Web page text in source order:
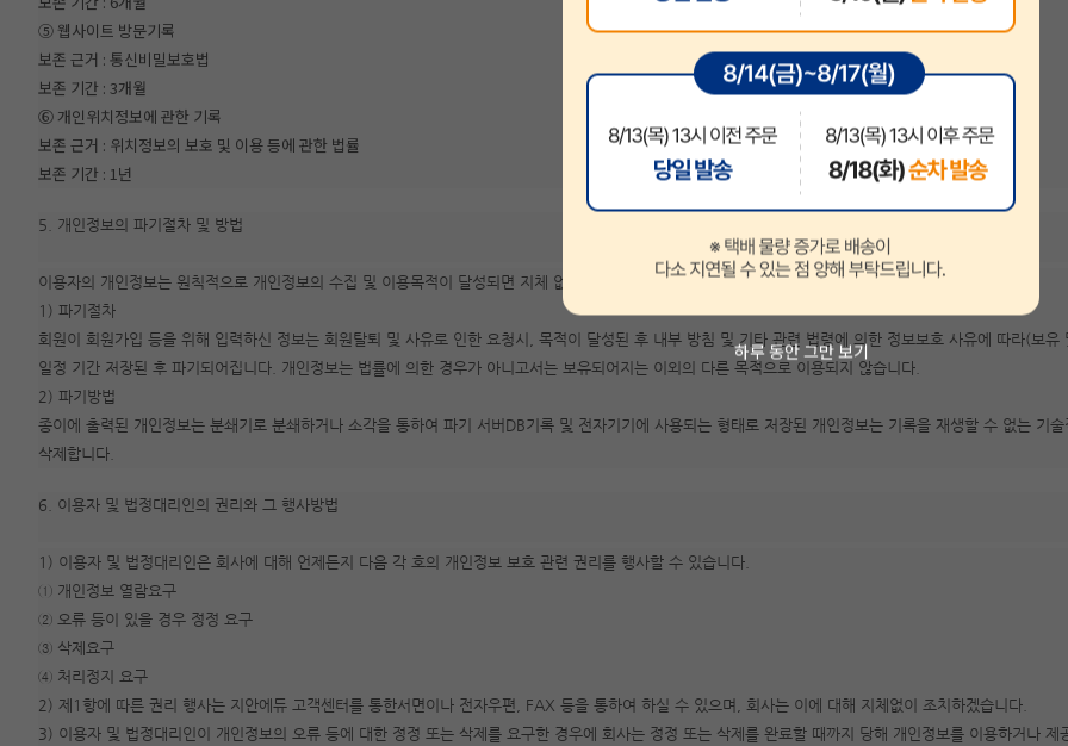
하루 동안 그만 보기
⑤ 웹사이트 방문기록
보존 근거 : 통신비밀보호법
보존 기간 : 3개월
⑥ 개인위치정보에 관한 기록
보존 근거 : 위치정보의 보호 및 이용 등에 관한 법률
보존 기간 : 1년
5. 개인정보의 파기절차 및 방법
이용자의 개인정보는 원칙적으로 개인정보의 수집 및 이용목적이 달성되면 지체 없이 파기합니다. 회사의 개인정보 파기절차 및 방법은 다음과 같습니다.
1) 파기절차
회원이 회원가입 등을 위해 입력하신 정보는 회원탈퇴 및 사유로 인한 요청시, 목적이 달성된 후 내부 방침 및 기타 관련 법령에 의한 정보보호 사유에 따라(보
일정 기간 저장된 후 파기되어집니다. 개인정보는 법률에 의한 경우가 아니고서는 보유되어지는 이외의 다른 목적으로 이용되지 않습니다.
2) 파기방법
종이에 출력된 개인정보는 분쇄기로 분쇄하거나 소각을 통하여 파기 서버DB기록 및 전자기기에 사용되는 형태로 저장된 개인정보는 기록을 재생할 수 없는 기
삭제합니다.
6. 이용자 및 법정대리인의 권리와 그 행사방법
1) 이용자 및 법정대리인은 회사에 대해 언제든지 다음 각 호의 개인정보 보호 관련 권리를 행사할 수 있습니다.
① 개인정보 열람요구
② 오류 등이 있을 경우 정정 요구
③ 삭제요구
④ 처리정지 요구
2) 제1항에 따른 권리 행사는 지안에듀 고객센터를 통한서면이나 전자우편, FAX 등을 통하여 하실 수 있으며, 회사는 이에 대해 지체없이 조치하겠습니다.
3) 이용자 및 법정대리인이 개인정보의 오류 등에 대한 정정 또는 삭제를 요구한 경우에 회사는 정정 또는 삭제를 완료할 때까지 당해 개인정보를 이용하거나 제